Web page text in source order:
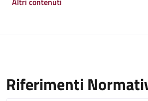
Riferimenti